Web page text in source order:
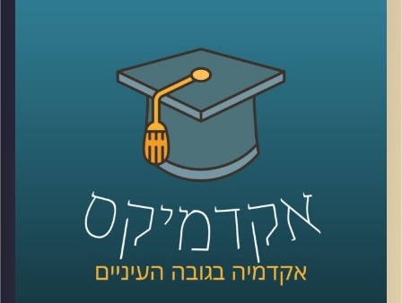
החות’ים, רוסיה, הסכמים, איומים, מלחמה רב־זירתית… ובין כל
הכותרות, הרבה אנשים פשוט איבדו את התמונה הגדולה.
אז בפרק הזה רצינו לעצור רגע ולעשות סדר.
להבין מה באמת קורה באזור שלנו, מה השתנה מאז השבעה
באוקטובר, ואיך נראית היום המפה האסטרטגית של המזרח
איתנו היום ד”ר שי הר-צבי, מרצה וחוקר בכיר במכון למדיניות
ואסטרטגיה ב־אוניברסיטת רייכמן, ולשעבר מנכ”ל בפועל של
המשרד לנושאים אסטרטגיים וראש זירה בחטיבת המחקר